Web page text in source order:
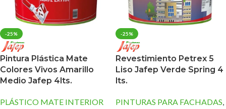
-25%
Pintura Plástica Mate
Colores Vivos Amarillo
Medio Jafep 4lts.
PLÁSTICO MATE INTERIOR
-25%
Revestimiento Petrex 5
Liso Jafep Verde Spring 4
lts.
PINTURAS PARA FACHADAS